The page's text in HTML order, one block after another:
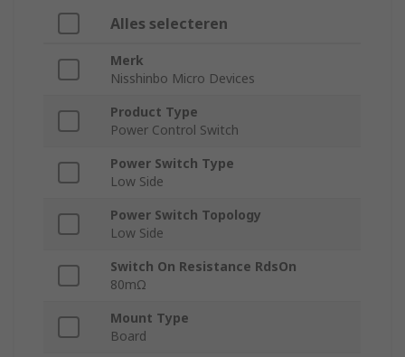
Alles selecteren
Merk
Nisshinbo Micro Devices
Product Type
Power Control Switch
Power Switch Type
Low Side
Power Switch Topology
Low Side
Switch On Resistance RdsOn
80mΩ
Mount Type
Board